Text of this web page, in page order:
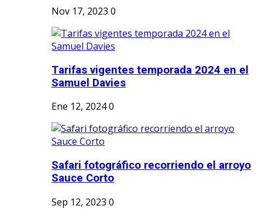
Nov 17, 2023 0
Tarifas vigentes temporada 2024 en el
Samuel Davies
Ene 12, 20240
Safari fotográfico recorriendo el arroyo
Sauce Corto
Sep 12, 2023 0